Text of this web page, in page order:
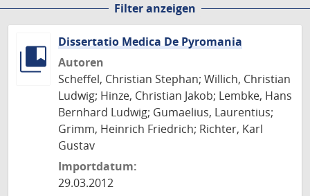
Filter anzeigen
Dissertatio Medica De Pyromania
Autoren
Scheffel, Christian Stephan; Willich, Christian
Ludwig; Hinze, Christian Jakob; Lembke, Hans
Bernhard Ludwig; Gumaelius, Laurentius;
Grimm, Heinrich Friedrich; Richter, Karl
Gustav
Importdatum:
29.03.2012